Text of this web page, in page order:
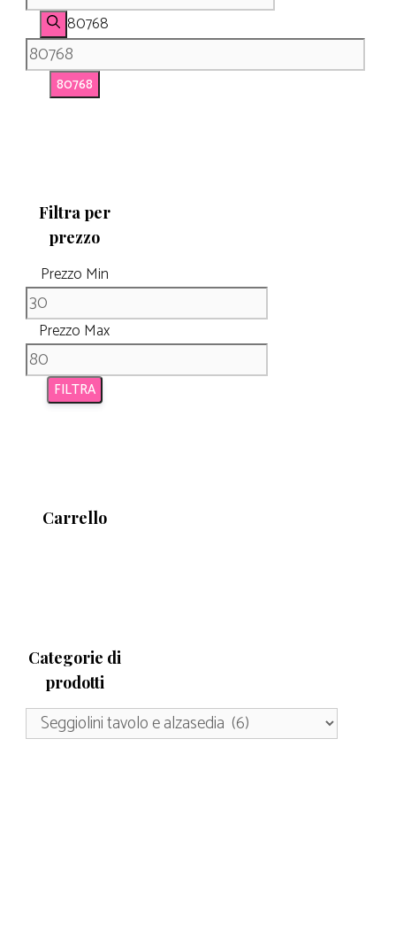
80768
Filtra per
prezzo
Prezzo Min
Prezzo Max
FILTRA
Carrello
Categorie di
prodotti